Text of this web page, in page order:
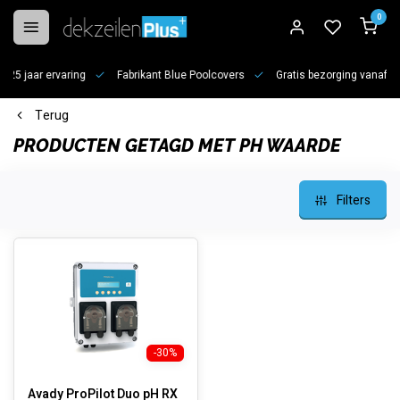
0
jaar ervaring Fabrikant Blue Poolcovers Gratis bezorging vanaf €100*
Terug
PRODUCTEN GETAGD MET PH WAARDE
Filters
-30%
Avady ProPilot Duo pH RX